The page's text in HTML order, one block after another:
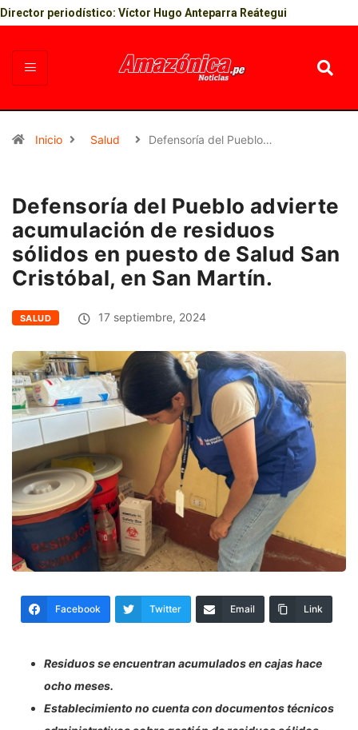
Director periodístico: Víctor Hugo Anteparra Reátegui
Inicio Salud Defensoría del Pueblo…
Defensoría del Pueblo advierte
acumulación de residuos
sólidos en puesto de Salud San
Cristóbal, en San Martín.
SALUD 17 septiembre, 2024
Facebook Twitter Email Link
Residuos se encuentran acumulados en cajas hace
ocho meses.
Establecimiento no cuenta con documentos técnicos